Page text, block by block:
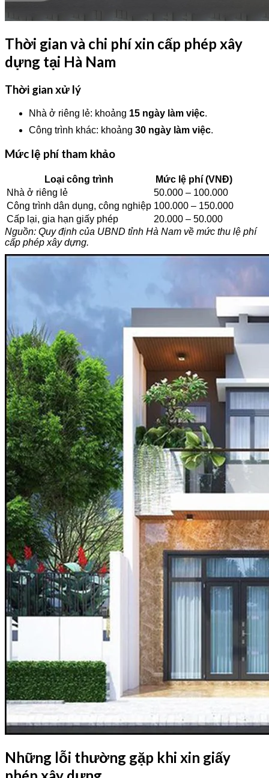
Thời gian và chi phí xin cấp phép xây
dựng tại Hà Nam
Thời gian xử lý
Nhà ở riêng lẻ: khoảng 15 ngày làm việc.
Công trình khác: khoảng 30 ngày làm việc.
Mức lệ phí tham khảo
Loại công trình
Mức lệ phí (VNĐ)
Nhà ở riêng lẻ
50.000 – 100.000
Công trình dân dụng, công nghiệp 100.000 – 150.000
Cấp lại, gia hạn giấy phép
20.000 – 50.000
Nguồn: Quy định của UBND tỉnh Hà Nam về mức thu lệ phí
cấp phép xây dựng.
Những lỗi thường gặp khi xin giấy